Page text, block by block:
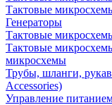
Тактовые
Генераторы
Тактовые
Тактовые
микросхемы
Трубы, шланги,
Accessories)
Управление